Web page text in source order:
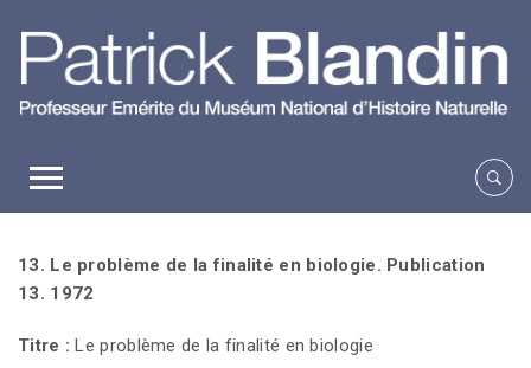
13. Le problème de la finalité en biologie. Publication
13. 1972
Titre : Le problème de la finalité en biologie